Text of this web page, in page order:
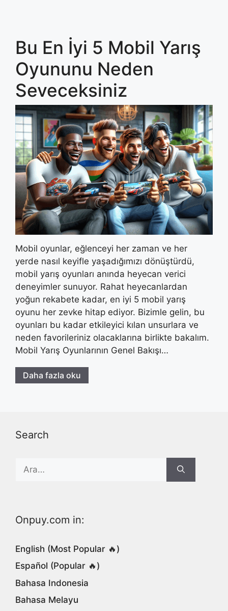
Bu En İyi 5 Mobil Yarış
Oyununu Neden
Seveceksiniz
Mobil oyunlar, eğlenceyi her zaman ve her
yerde nasıl keyifle yaşadığımızı dönüştürdü,
mobil yarış oyunları anında heyecan verici
deneyimler sunuyor. Rahat heyecanlardan
yoğun rekabete kadar, en iyi 5 mobil yarış
oyunu her zevke hitap ediyor. Bizimle gelin, bu
oyunları bu kadar etkileyici kılan unsurlara ve
neden favorileriniz olacaklarına birlikte bakalım.
Mobil Yarış Oyunlarının Genel Bakışı…
Daha fazla oku
Search
for:
Onpuy.com in:
English (Most Popular 🔥)
Español (Popular 🔥)
Bahasa Indonesia
Bahasa Melayu